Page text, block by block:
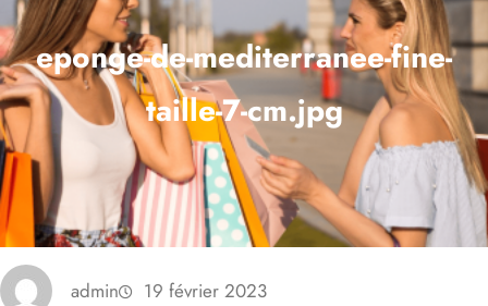
eponge-de-mediterranee-fine-
taille-7-cm.jpg
admin 19 février 2023